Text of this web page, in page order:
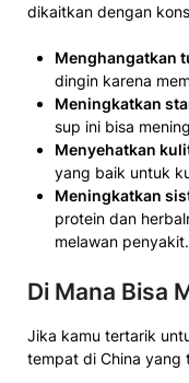
dikaitkan dengan
Menghangatkan
dingin karena
Meningkatkan
sup ini bisa
Menyehatkan
yang baik untuk
Meningkatkan
protein dan
melawan penyakit.
Di Mana Bisa
Jika kamu tertarik
tempat di China yang